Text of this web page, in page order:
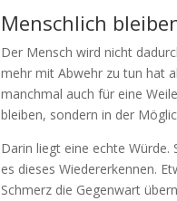
Menschlich
Der Mensch wird nicht
mehr mit Abwehr zu tun hat
manchmal auch für eine
bleiben, sondern in der
Darin liegt eine echte
es dieses Wiedererkennen.
Schmerz die Gegenwart